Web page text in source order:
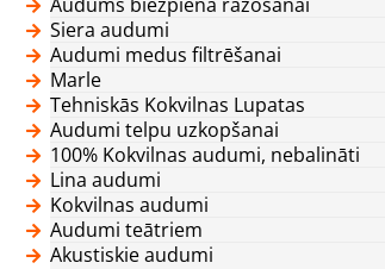
Siera audumi
Audumi medus filtrēšanai
Marle
Tehniskās Kokvilnas Lupatas
Audumi telpu uzkopšanai
100% Kokvilnas audumi, nebalināti
Lina audumi
Kokvilnas audumi
Audumi teātriem
Akustiskie audumi